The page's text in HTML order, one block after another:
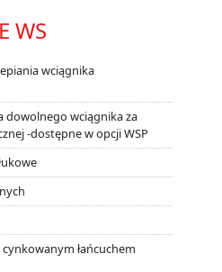
WS
wciągnika
dowolnego wciągnika za
-dostępne w opcji WSP
łańcuchem